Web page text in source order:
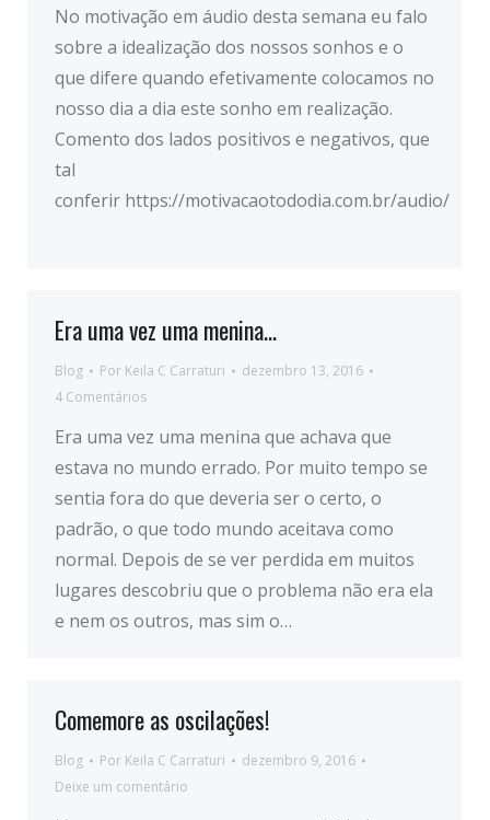
No motivação em áudio desta semana eu falo
sobre a idealização dos nossos sonhos e o
que difere quando efetivamente colocamos no
nosso dia a dia este sonho em realização.
Comento dos lados positivos e negativos, que
tal
conferir https://motivacaotododia.com.br/audio/
Era uma vez uma menina…
Blog Por Keila C Carraturi
dezembro 13, 2016
4 Comentários
Era uma vez uma menina que achava que
estava no mundo errado. Por muito tempo se
sentia fora do que deveria ser o certo, o
padrão, o que todo mundo aceitava como
normal. Depois de se ver perdida em muitos
lugares descobriu que o problema não era ela
e nem os outros, mas sim o…
Comemore as oscilações!
Blog Por Keila C Carraturi
dezembro 9, 2016
Deixe um comentário